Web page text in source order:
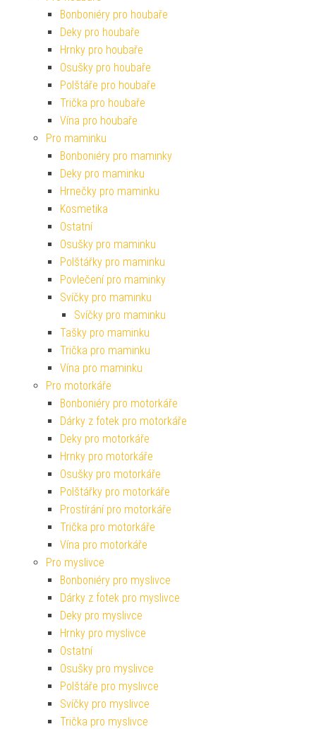
Bonboniéry pro houbaře
Deky pro houbaře
Hrnky pro houbaře
Osušky pro houbaře
Polštáře pro houbaře
Trička pro houbaře
Vína pro houbaře
Pro maminku
Bonboniéry pro maminky
Deky pro maminku
Hrnečky pro maminku
Kosmetika
Ostatní
Osušky pro maminku
Polštářky pro maminku
Povlečení pro maminky
Svíčky pro maminku
Svíčky pro maminku
Tašky pro maminku
Trička pro maminku
Vína pro maminku
Pro motorkáře
Bonboniéry pro motorkáře
Dárky z fotek pro motorkáře
Deky pro motorkáře
Hrnky pro motorkáře
Osušky pro motorkáře
Polštářky pro motorkáře
Prostírání pro motorkáře
Trička pro motorkáře
Vína pro motorkáře
Pro myslivce
Bonboniéry pro myslivce
Dárky z fotek pro myslivce
Deky pro myslivce
Hrnky pro myslivce
Ostatní
Osušky pro myslivce
Polštáře pro myslivce
Svíčky pro myslivce
Trička pro myslivce